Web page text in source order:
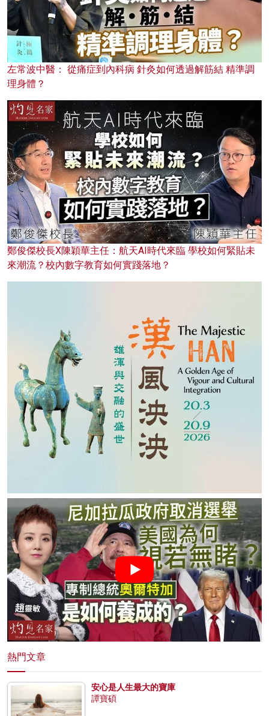
左常波中醫： 從痛症到內科病 針灸如何透過解筋結 精準調
理身體？
鄭俊傑校長X陳穎華主任：航天AI時代來臨 學校如何緊貼未
來潮流？校內數字教育如何實踐落地？
熱門文章
安心是人生最大的寶庫
譚寶碩